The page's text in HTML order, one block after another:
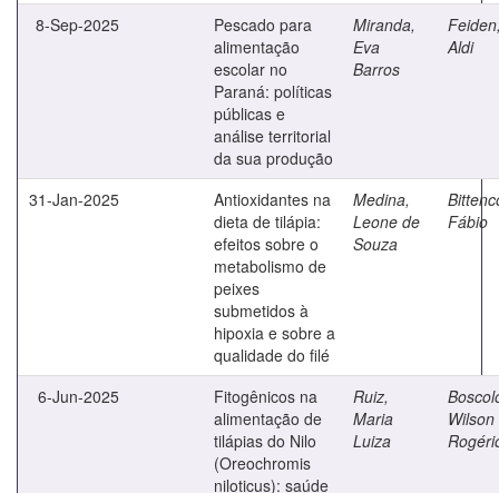
8-Sep-2025
Pescado para
alimentação
escolar no
Paraná: políticas
públicas e
análise territorial
da sua produção
Miranda,
Eva
Barros
Aldi
31-Jan-2025
Antioxidantes na
dieta de tilápia:
efeitos sobre o
metabolismo de
peixes
submetidos à
hipoxia e sobre a
qualidade do filé
Medina,
Leone de
Souza
Fábio
6-Jun-2025
Fitogênicos na
alimentação de
tilápias do Nilo
(Oreochromis
niloticus): saúde
Ruiz,
Maria
Luiza
Wilson